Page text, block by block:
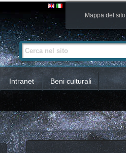
Mappa del sito
Cerca nel sito
Ricerca
avanzata…
Intranet Beni culturali